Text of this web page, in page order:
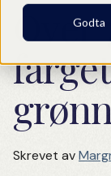
Godta
grønn
Skrevet av